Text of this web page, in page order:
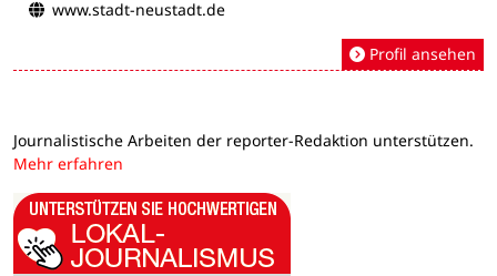
www.stadt-neustadt.de
Profil ansehen
Journalistische Arbeiten der reporter-Redaktion unterstützen.
Mehr erfahren